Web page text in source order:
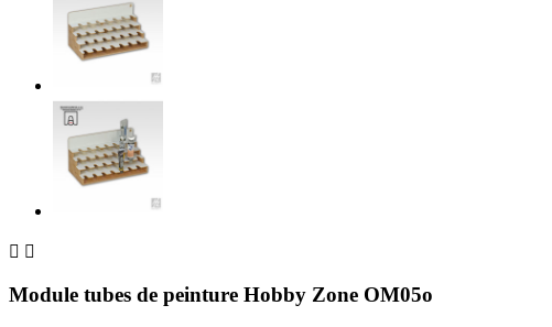
 
Module tubes de peinture Hobby Zone OM05o